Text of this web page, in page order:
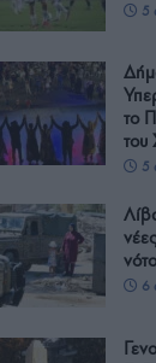
5
το
του
5
νότο
6